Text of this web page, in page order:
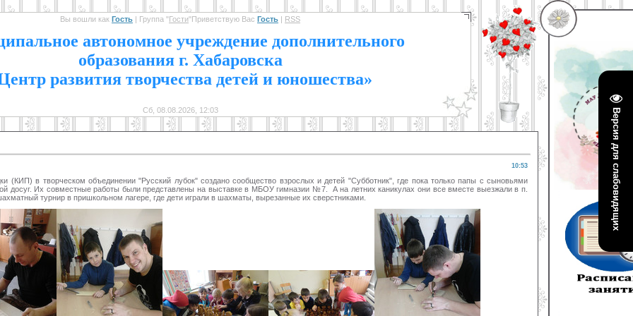
Версия для слабовидящих
Вы вошли как Гость | Группа "Гости"Приветствую Вас Гость | RSS
автономное учреждение дополнительного
образования г. Хабаровска
развития творчества детей и юношества»
Сб, 08.08.2026, 12:03
10:53
(КИП) в творческом объединении "Русский лубок" создано сообщество взрослых и детей "Субботник", где пока только папы с сыновьями
досуг. Их совместные работы были представлены на выставке в МБОУ гимназии №7. А на летних каникулах они все вместе выезжали в п.
турнир в пришкольном лагере, где дети играли в шахматы, вырезанные их сверстниками.